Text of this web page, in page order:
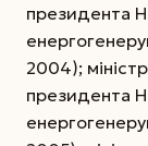
президента
2004);
президента